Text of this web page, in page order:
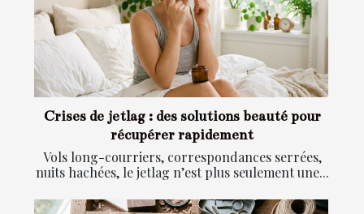
Crises de jetlag : des solutions beauté pour
récupérer rapidement
Vols long-courriers, correspondances serrées,
nuits hachées, le jetlag n’est plus seulement une...